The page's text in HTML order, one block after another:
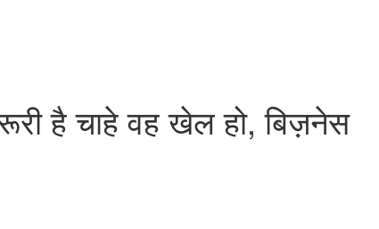
है चाहे वह खेल हो, बिज़नेस